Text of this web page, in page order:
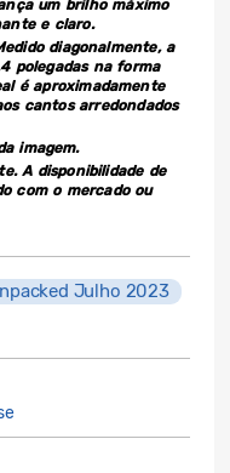
um brilho máximo
e claro.
diagonalmente, a
polegadas na forma
é aproximadamente
cantos arredondados
imagem.
A disponibilidade de
com o mercado ou
Julho 2023